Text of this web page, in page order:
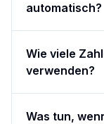
automatisch?
Wie viele
verwenden?
Was tun,